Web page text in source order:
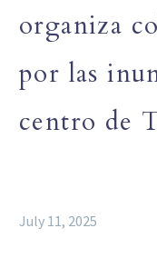
organiza
por las
centro de
July 11, 2025